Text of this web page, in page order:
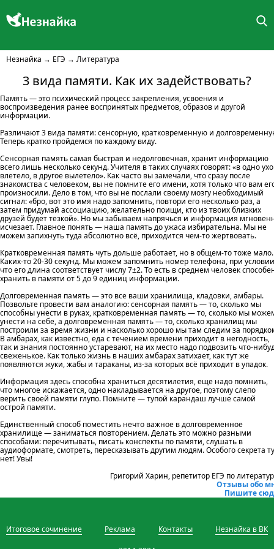
Незнайка → ЕГЭ → Литература
3 вида памяти. Как их задействовать?
Память — это психический процесс закрепления, усвоения и
воспроизведения ранее воспринятых предметов, образов и другой
информации.
Различают 3 вида памяти: сенсорную, кратковременную и
Теперь кратко пройдемся по каждому виду.
Сенсорная память самая быстрая и недолговечная, хранит информацию
всего лишь несколько секунд. Учителя в таких случаях говорят: «в одно ухо
влетело, в другое вылетело». Как часто вы замечали, что сразу после
знакомства с человеком, вы не помните его имени, хотя только что вам
произносили. Дело в том, что вы не послали своему мозгу необходимый
сигнал: «бро, вот это имя надо запомнить, повтори его несколько раз, а
затем придумай ассоциацию, желательно поищи, кто из твоих близких
друзей будет тезкой». Но мы забываем напрячься и информация
исчезает. Главное понять — наша память до ужаса избирательна. Мы не
можем запихнуть туда абсолютно всё, приходится чем-то жертвовать.
Кратковременная память чуть дольше работает, но в общем-то тоже мало.
Каких-то 20-30 секунд. Мы можем запомнить номер телефона, при
что его длина соответствует числу 7±2. То есть в среднем человек
хранить в памяти от 5 до 9 единиц информации.
Долговременная память — это все ваши хранилища, кладовки, амбары.
Позвольте провести вам аналогию: сенсорная память — то, сколько мы
способны унести в руках, кратковременная память — то, сколько мы
унести на себе, а долговременная память — то, сколько хранилищ мы
построили за время жизни и насколько хорошо мы там следим за
В амбарах, как известно, еда с течением времени приходит в негодность,
так и знания постоянно устаревают, на их место надо подвозить что-
свеженькое. Как только жизнь в наших амбарах затихает, как тут же
появляются жуки, жабы и тараканы, из-за которых всё приходит в упадок.
Информация здесь способна храниться десятилетия, еще надо помнить,
что многое искажается, одно накладывается на другое, поэтому слепо
верить своей памяти глупо. Помните — тупой карандаш лучше самой
острой памяти.
Единственный способ поместить нечто важное в долговременное
хранилище — заниматься повторением. Делать это можно разными
способами: перечитывать, писать конспекты по памяти, слушать в
аудиоформате, смотреть, пересказывать другим людям. Особого секрета
нет! Увы!
Григорий Харин, репетитор ЕГЭ по
Отзывы обо
Пишите
Итоговое сочинение Реклама Контакты Незнайка в ВК